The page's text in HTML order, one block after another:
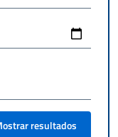
resultados